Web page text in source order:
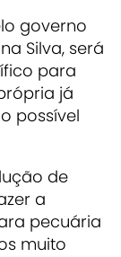
governo
Silva, será
para
já
possível
de
a
pecuária
muito